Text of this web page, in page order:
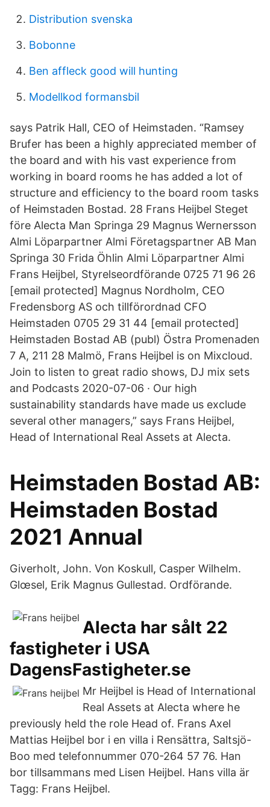
Distribution svenska
Bobonne
Ben affleck good will hunting
Modellkod formansbil
says Patrik Hall, CEO of Heimstaden. “Ramsey
Brufer has been a highly appreciated member of
the board and with his vast experience from
working in board rooms he has added a lot of
structure and efficiency to the board room tasks
of Heimstaden Bostad. 28 Frans Heijbel Steget
före Alecta Man Springa 29 Magnus Wernersson
Almi Löparpartner Almi Företagspartner AB Man
Springa 30 Frida Öhlin Almi Löparpartner Almi
Frans Heijbel, Styrelseordförande 0725 71 96 26
[email protected] Magnus Nordholm, CEO
Fredensborg AS och tillförordnad CFO
Heimstaden 0705 29 31 44 [email protected]
Heimstaden Bostad AB (publ) Östra Promenaden
7 A, 211 28 Malmö, Frans Heijbel is on Mixcloud.
Join to listen to great radio shows, DJ mix sets
and Podcasts 2020-07-06 · Our high
sustainability standards have made us exclude
several other managers,” says Frans Heijbel,
Head of International Real Assets at Alecta.
Heimstaden Bostad AB:
Heimstaden Bostad
2021 Annual
Giverholt, John. Von Koskull, Casper Wilhelm.
Glœsel, Erik Magnus Gullestad. Ordförande.
Alecta har sålt 22
fastigheter i USA
DagensFastigheter.se
Mr Heijbel is Head of International
Real Assets at Alecta where he
previously held the role Head of. Frans Axel
Mattias Heijbel bor i en villa i Rensättra, Saltsjö-
Boo med telefonnummer 070-264 57 76. Han
bor tillsammans med Lisen Heijbel. Hans villa är
Tagg: Frans Heijbel.